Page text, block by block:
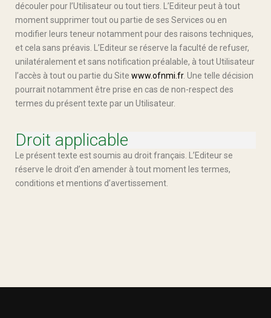
découler pour l’Utilisateur ou tout tiers. L’Editeur peut à tout
moment supprimer tout ou partie de ses Services ou en
modifier leurs teneur notamment pour des raisons techniques,
et cela sans préavis. L’Editeur se réserve la faculté de refuser,
unilatéralement et sans notification préalable, à tout Utilisateur
l’accès à tout ou partie du Site www.ofnmi.fr. Une telle décision
pourrait notamment être prise en cas de non-respect des
termes du présent texte par un Utilisateur.
Droit applicable
Le présent texte est soumis au droit français. L’Editeur se
réserve le droit d’en amender à tout moment les termes,
conditions et mentions d’avertissement.